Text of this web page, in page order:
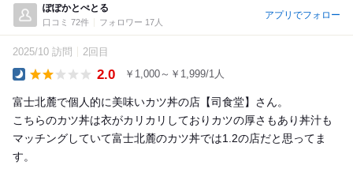
ぽぽかとぺとる
口コミ 72件 フォロワー 17人
アプリでフォロー
2025/10 訪問 2回目
2.0 ￥1,000～￥1,999/1人
富士北麓で個人的に美味いカツ丼の店【司食堂】さん。
こちらのカツ丼は衣がカリカリしておりカツの厚さもあり丼汁も
マッチングしていて富士北麓のカツ丼では1.2の店だと思ってま
す。